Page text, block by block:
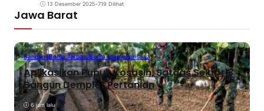
13 Desember 2025•719 Dilihat
Jawa Barat
BandungBerita TerbaruBerita UtamaPeristiwa
Aplikasikan Pupuk Kosasih, Satgas Sektor 8
Bangun Demplot Pertanian
6 jam lalu